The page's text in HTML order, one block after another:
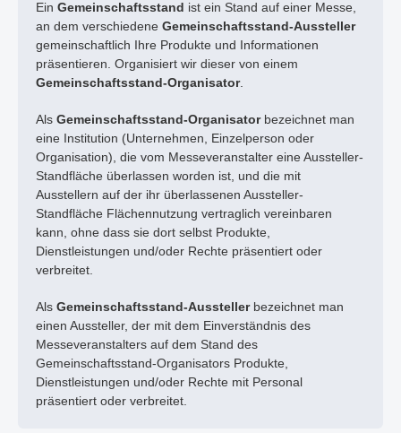
Ein Gemeinschaftsstand ist ein Stand auf einer Messe,
an dem verschiedene Gemeinschaftsstand-Aussteller
gemeinschaftlich Ihre Produkte und Informationen
präsentieren. Organisiert wir dieser von einem
Gemeinschaftsstand-Organisator.
Als Gemeinschaftsstand-Organisatorbezeichnet man
eine Institution (Unternehmen, Einzelperson oder
Organisation), die vom Messeveranstalter eine Aussteller-
Standfläche überlassen worden ist, und die mit
Ausstellern auf der ihr überlassenen Aussteller-
Standfläche Flächennutzung vertraglich vereinbaren
kann, ohne dass sie dort selbst Produkte,
Dienstleistungen und/oder Rechte präsentiert oder
verbreitet.
Als Gemeinschaftsstand-Aussteller bezeichnet man
einen Aussteller, der mit dem Einverständnis des
Messeveranstalters auf dem Stand des
Gemeinschaftsstand-Organisators Produkte,
Dienstleistungen und/oder Rechte mit Personal
präsentiert oder verbreitet.